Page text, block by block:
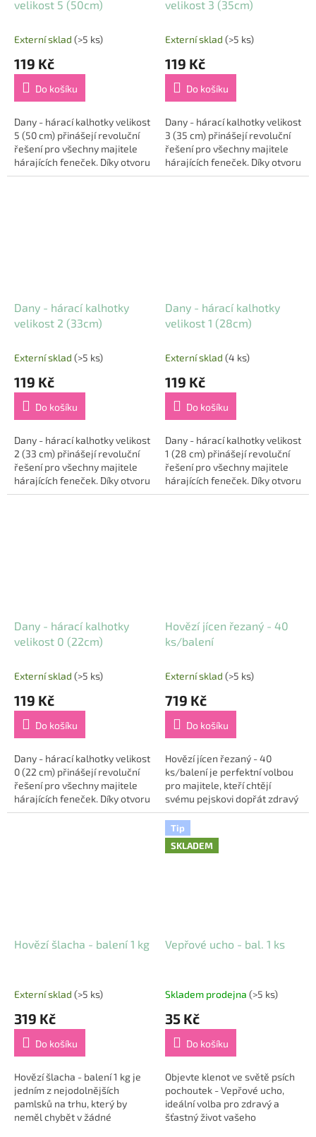
velikost 5 (50cm)
Externí sklad (>5 ks)
119 Kč
Do košíku
Dany - hárací kalhotky velikost
5 (50 cm) přinášejí revoluční
řešení pro všechny majitele
hárajících feneček. Díky otvoru
na ocas a zapínání na suchý
velikost 3 (35cm)
Externí sklad (>5 ks)
119 Kč
Do košíku
Dany - hárací kalhotky velikost
3 (35 cm) přinášejí revoluční
řešení pro všechny majitele
hárajících feneček. Díky otvoru
na ocas a zapínání na suchý
Dany - hárací kalhotky
velikost 2 (33cm)
Externí sklad (>5 ks)
119 Kč
Do košíku
Dany - hárací kalhotky velikost
2 (33 cm) přinášejí revoluční
řešení pro všechny majitele
hárajících feneček. Díky otvoru
na ocas a zapínání na suchý
Dany - hárací kalhotky
velikost 1 (28cm)
Externí sklad (4 ks)
119 Kč
Do košíku
Dany - hárací kalhotky velikost
1 (28 cm) přinášejí revoluční
řešení pro všechny majitele
hárajících feneček. Díky otvoru
na ocas a zapínání na suchý
Dany - hárací kalhotky
velikost 0 (22cm)
Externí sklad (>5 ks)
119 Kč
Do košíku
Dany - hárací kalhotky velikost
0 (22 cm) přinášejí revoluční
řešení pro všechny majitele
hárajících feneček. Díky otvoru
na ocas a zapínání na suchý
Hovězí jícen řezaný - 40
ks/balení
Externí sklad (>5 ks)
719 Kč
Do košíku
Hovězí jícen řezaný - 40
ks/balení je perfektní volbou
pro majitele, kteří chtějí
svému pejskovi dopřát zdravý
a chutný pamlsek. Tento 100%
přírodní produkt z hladké
hovězí...
Hovězí šlacha - balení 1 kg
Externí sklad (>5 ks)
319 Kč
Do košíku
Hovězí šlacha - balení 1 kg je
jedním z nejodolnějších
pamlsků na trhu, který by
neměl chybět v žádné
Tip
SKLADEM
Vepřové ucho - bal. 1 ks
Skladem prodejna (>5 ks)
35 Kč
Do košíku
Objevte klenot ve světě psích
pochoutek - Vepřové ucho,
ideální volba pro zdravý a
šťastný život vašeho